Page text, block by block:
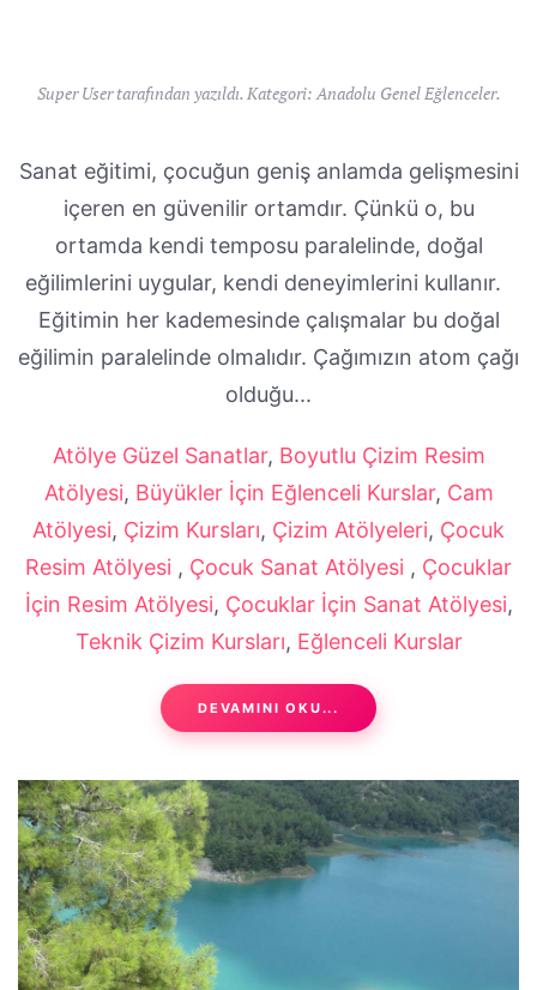
Super User tarafından yazıldı. Kategori: Anadolu Genel Eğlenceler.
Sanat eğitimi, çocuğun geniş anlamda gelişmesini
içeren en güvenilir ortamdır. Çünkü o, bu
ortamda kendi temposu paralelinde, doğal
eğilimlerini uygular, kendi deneyimlerini kullanır.
Eğitimin her kademesinde çalışmalar bu doğal
eğilimin paralelinde olmalıdır. Çağımızın atom çağı
olduğu...
Atölye Güzel Sanatlar, Boyutlu Çizim Resim
Atölyesi, Büyükler İçin Eğlenceli Kurslar, Cam
Atölyesi, Çizim Kursları, Çizim Atölyeleri, Çocuk
Resim Atölyesi , Çocuk Sanat Atölyesi , Çocuklar
İçin Resim Atölyesi, Çocuklar İçin Sanat Atölyesi,
Teknik Çizim Kursları, Eğlenceli Kurslar
DEVAMINI OKU...